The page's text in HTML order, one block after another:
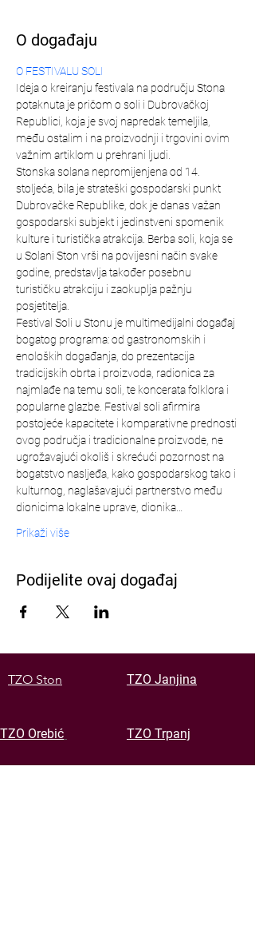
O događaju
O FESTIVALU SOLI
Ideja o kreiranju festivala na području Stona
potaknuta je pričom o soli i Dubrovačkoj
Republici, koja je svoj napredak temeljila,
među ostalim i na proizvodnji i trgovini ovim
važnim artiklom u prehrani ljudi.
Stonska solana nepromijenjena od 14.
stoljeća, bila je strateški gospodarski punkt
Dubrovačke Republike, dok je danas važan
gospodarski subjekt i jedinstveni spomenik
kulture i turistička atrakcija. Berba soli, koja se
u Solani Ston vrši na povijesni način svake
godine, predstavlja također posebnu
turističku atrakciju i zaokuplja pažnju
posjetitelja.
Festival Soli u Stonu je multimedijalni događaj
bogatog programa: od gastronomskih i
enoloških događanja, do prezentacija
tradicijskih obrta i proizvoda, radionica za
najmlađe na temu soli, te koncerata folklora i
popularne glazbe. Festival soli afirmira
postojeće kapacitete i komparativne prednosti
ovog područja i tradicionalne proizvode, ne
ugrožavajući okoliš i skrećući pozornost na
bogatstvo nasljeđa, kako gospodarskog tako i
kulturnog, naglašavajući partnerstvo među
dionicima lokalne uprave, dionika…
Prikaži više
Podijelite ovaj događaj
TZO Ston TZO Janjina
TZO Orebić TZO Trpanj